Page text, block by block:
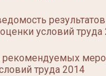
условий труда
рекомендуемых
труда 2014